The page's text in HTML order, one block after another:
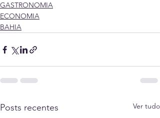
GASTRONOMIA
ECONOMIA
BAHIA
Posts recentes Ver tudo